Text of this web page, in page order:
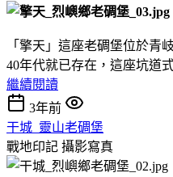
「擎天」這座老碉堡位於青
40年代就已存在，這座坑道
繼續閱讀
3年前
干城_靈山老碉堡
戰地印記 攝影寫真